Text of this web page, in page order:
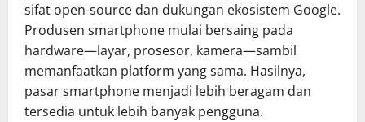
sifat open-source dan dukungan ekosistem Google.
Produsen smartphone mulai bersaing pada
hardware—layar, prosesor, kamera—sambil
memanfaatkan platform yang sama. Hasilnya,
pasar smartphone menjadi lebih beragam dan
tersedia untuk lebih banyak pengguna.